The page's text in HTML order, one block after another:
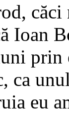
Ioan
ca
eu